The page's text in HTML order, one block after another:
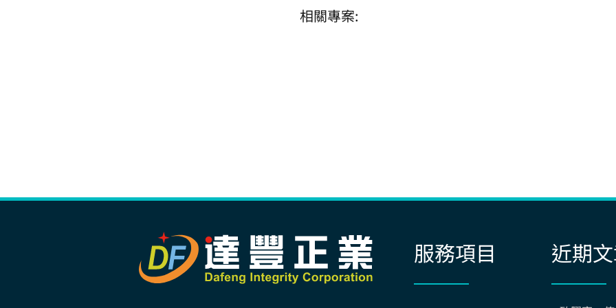
相關專案:
服務項目 近期